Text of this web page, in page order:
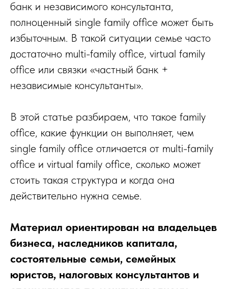
банк и независимого консультанта,
полноценный single family office может быть
избыточным. В такой ситуации семье часто
достаточно multi-family office, virtual family
office или связки «частный банк +
независимые консультанты».
В этой статье разбираем, что такое family
office, какие функции он выполняет, чем
single family office отличается от multi-family
office и virtual family office, сколько может
стоить такая структура и когда она
действительно нужна семье.
Материал ориентирован на владельцев
бизнеса, наследников капитала,
состоятельные семьи, семейных
юристов, налоговых консультантов и